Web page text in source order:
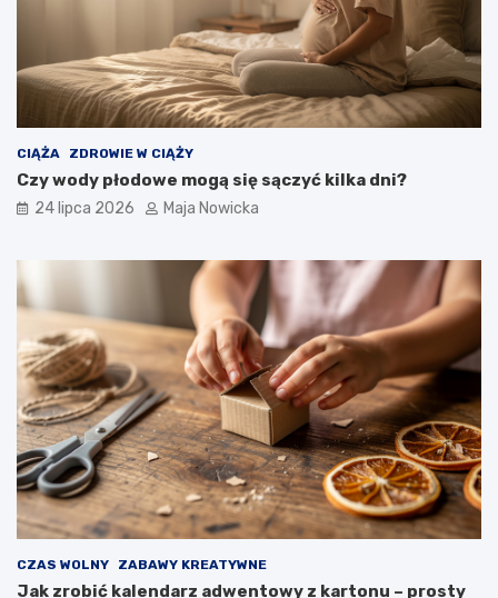
CIĄŻA ZDROWIE W CIĄŻY
Czy wody płodowe mogą się sączyć kilka dni?
24 lipca 2026 Maja Nowicka
CZAS WOLNY ZABAWY KREATYWNE
Jak zrobić kalendarz adwentowy z kartonu – prosty